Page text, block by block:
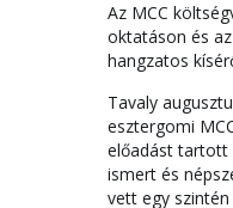
Az MCC
oktatáson és
hangzatos
Tavaly
esztergomi
előadást tartott
ismert és
vett egy